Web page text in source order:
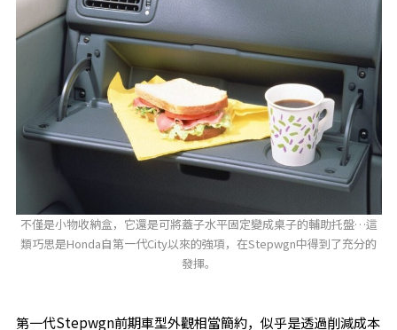
不僅是小物收納盒，它還是可將蓋子水平固定變成桌子的輔助托盤…這
類巧思是Honda自第一代City以來的強項，在Stepwgn中得到了充分的
發揮。
第一代Stepwgn前期車型外觀相當簡約，似乎是透過削減成本